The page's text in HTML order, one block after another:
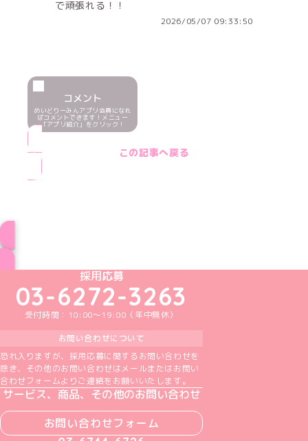
で頑張れる！！
2026/05/07 09:33:50
コメント
めいどりーみんアプリ会員になれ
ばコメントできます！メニュー
「アプリ紹介」をクリック！
この記事へ戻る
めいどりーみんTikTok公式アカウント
めいどりーみんX公式アカウント
めいどりーみんInstagram公式アカウント
めいどりーみんFacebook公式アカウン
めいどりーみんYouTube公式アカ
採用応募
03-6272-3263
受付時間：10:00～19:00（年中無休）
お問い合わせについて
恐れ入りますが、採用応募に関するお問い合わせを
除き、その他のお問い合わせはメールまたはお問い
合わせフォームよりご連絡をお願いいたします。
サービス、商品、その他のお問い合わせ
お問い合わせフォーム